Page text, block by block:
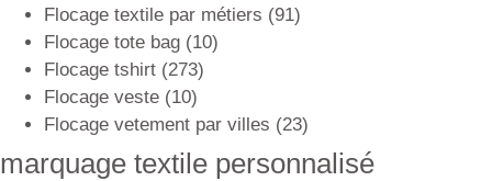
Flocage textile par métiers (91)
Flocage tote bag (10)
Flocage tshirt (273)
Flocage veste (10)
Flocage vetement par villes (23)
marquage textile personnalisé